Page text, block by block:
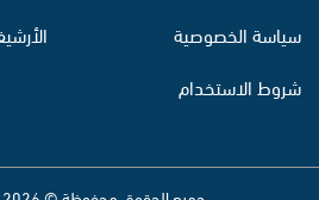
سياسة الخصوصية
شروط الاستخدام